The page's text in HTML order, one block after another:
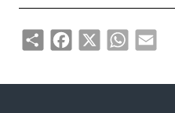
Share Facebook
X WhatsApp
Email